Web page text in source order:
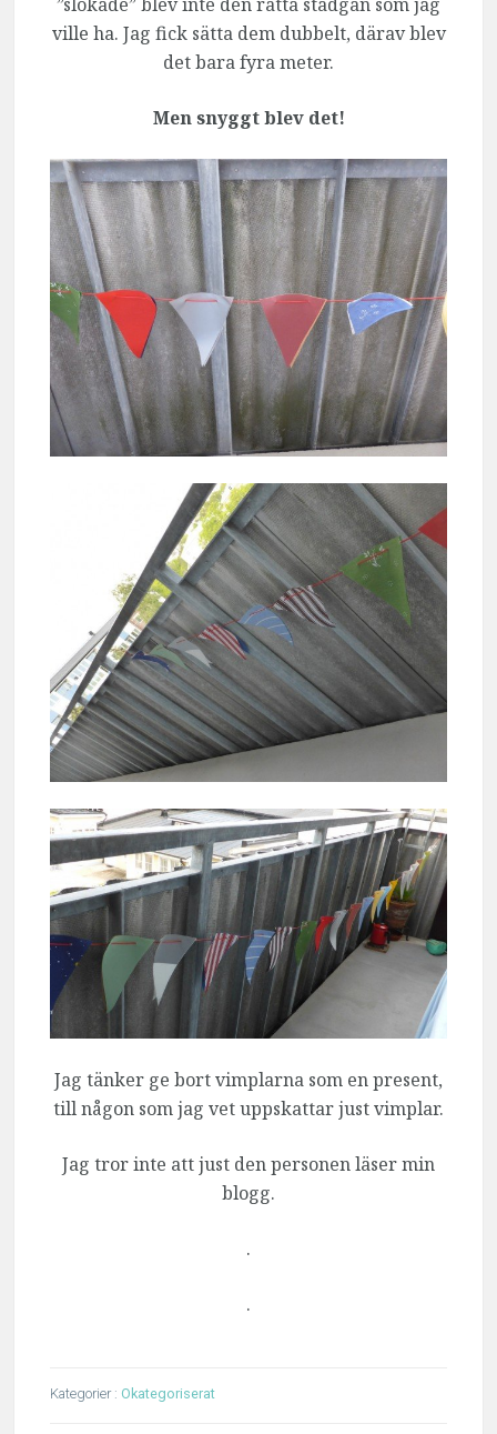
ville ha. Jag fick sätta dem dubbelt, därav blev
det bara fyra meter.
Men snyggt blev det!
Jag tänker ge bort vimplarna som en present,
till någon som jag vet uppskattar just vimplar.
Jag tror inte att just den personen läser min
blogg.
.
.
Kategorier : Okategoriserat